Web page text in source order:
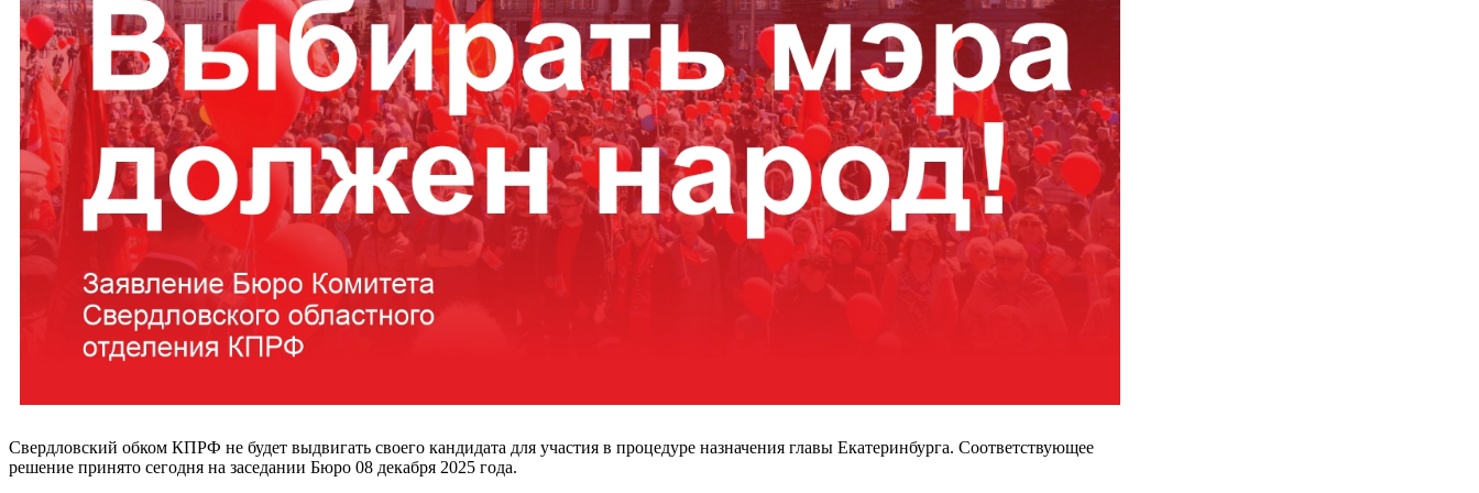
Свердловский обком КПРФ не будет выдвигать своего кандидата для участия в процедуре назначения главы Екатеринбурга. Соответствующее
решение принято сегодня на заседании Бюро 08 декабря 2025 года.